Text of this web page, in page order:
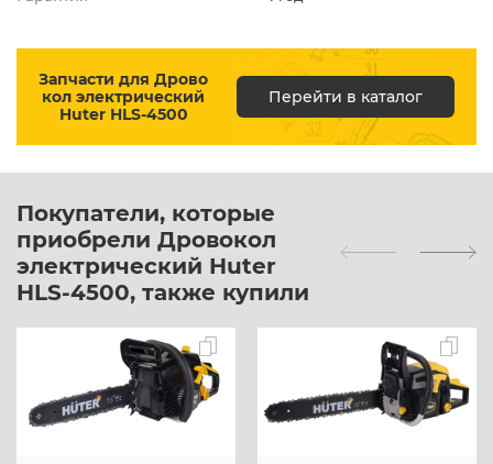
Запчасти для Дрово
кол электрический
Huter HLS-4500
Перейти в каталог
Покупатели, которые
приобрели Дровокол
электрический Huter
HLS-4500, также купили